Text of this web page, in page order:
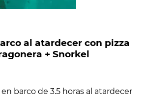
al atardecer con pizza
+ Snorkel
en barco de 3,5 horas al atardecer